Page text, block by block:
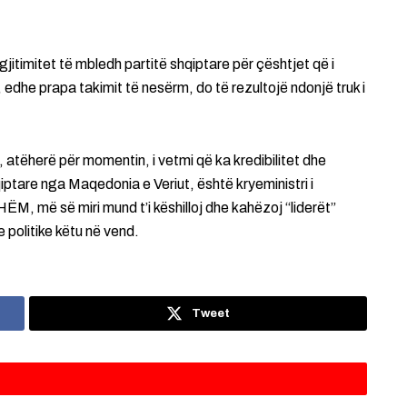
të mbledh partitë shqiptare për çështjet që i
prapa takimit të nesërm, do të rezultojë ndonjë truk i
për momentin, i vetmi që ka kredibilitet dhe
nga Maqedonia e Veriut, është kryeministri i
më së miri mund t’i këshilloj dhe kahëzoj “liderët”
këtu në vend.
Tweet